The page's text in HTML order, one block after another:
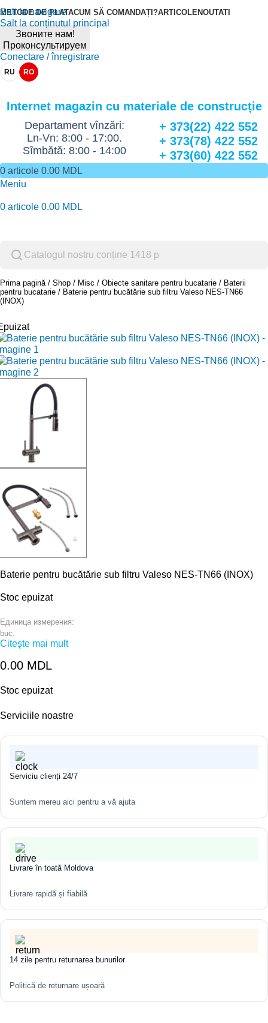
Salt la navigare
Salt la conținutul principal
METODE DE PLATACUM SĂ COMANDAȚI?ARTICOLENOUTATI
Звоните нам!
Проконсультируем
Conectare / înregistrare
RU RO
Internet magazin cu materiale de construcție
Departament vînzări:
Ln-Vn: 8:00 - 17:00.
Sîmbătă: 8:00 - 14:00
+ 373(22) 422 552
+ 373(78) 422 552
+ 373(60) 422 552
0 articole 0.00 MDL
Meniu
0 articole 0.00 MDL
Prima pagină Shop Misc Obiecte sanitare pentru bucatarie
Baterii
pentru bucatarie
Baterie pentru bucătărie sub filtru Valeso NES-TN66
(INOX)
Baterie pentru bucătărie sub filtru Valeso NES-TN66 (INOX)
Stoc epuizat
Единица измерения:
buc.
Citeşte mai mult
0.00 MDL
Stoc epuizat
Serviciile noastre
Serviciu clienți 24/7
Suntem mereu aici pentru a vă ajuta
Livrare în toată Moldova
Livrare rapidă și fiabilă
14 zile pentru returnarea bunurilor
Politică de returnare ușoară